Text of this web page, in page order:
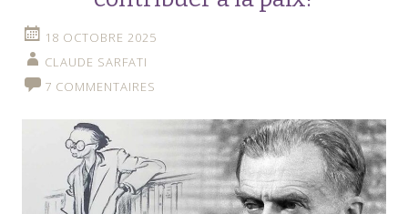
18 OCTOBRE 2025
CLAUDE SARFATI
7 COMMENTAIRES